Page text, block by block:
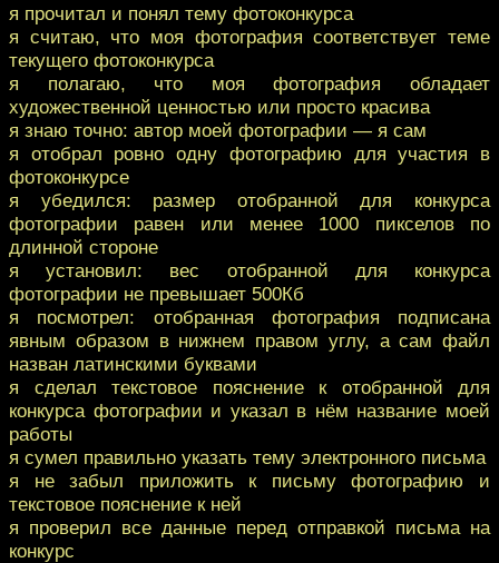
я прочитал и понял тему фотоконкурса
я считаю, что моя фотография соответствует теме
текущего фотоконкурса
я полагаю, что моя фотография обладает
художественной ценностью или просто красива
я знаю точно: автор моей фотографии — я сам
я отобрал ровно одну фотографию для участия в
фотоконкурсе
я убедился: размер отобранной для конкурса
фотографии равен или менее 1000 пикселов по
длинной стороне
я установил: вес отобранной для конкурса
фотографии не превышает 500Кб
я посмотрел: отобранная фотография подписана
явным образом в нижнем правом углу, а сам файл
назван латинскими буквами
я сделал текстовое пояснение к отобранной для
конкурса фотографии и указал в нём название моей
работы
я сумел правильно указать тему электронного письма
я не забыл приложить к письму фотографию и
текстовое пояснение к ней
я проверил все данные перед отправкой письма на
конкурс